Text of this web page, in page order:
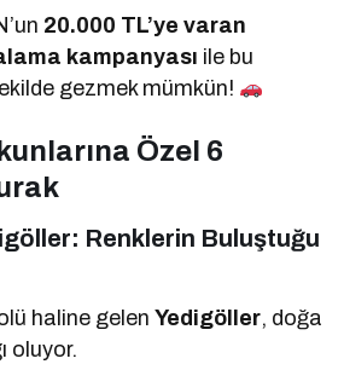
20.000 TL’ye varan
kampanyası ile bu
gezmek mümkün!
Özel 6
Renklerin Buluştuğu
haline gelenYedigöller, doğa
oluyor.